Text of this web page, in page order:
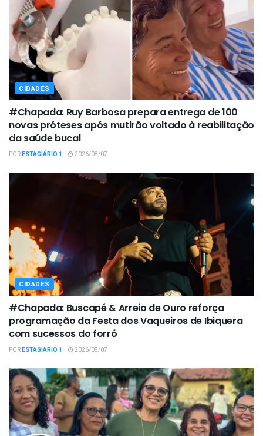
CIDADES
#Chapada: Ruy Barbosa prepara entrega de 100
novas próteses após mutirão voltado à reabilitação
da saúde bucal
PORESTAGIÁRIO 1 2026/08/07
CIDADES
#Chapada: Buscapé & Arreio de Ouro reforça
programação da Festa dos Vaqueiros de Ibiquera
com sucessos do forró
PORESTAGIÁRIO 1 2026/08/07